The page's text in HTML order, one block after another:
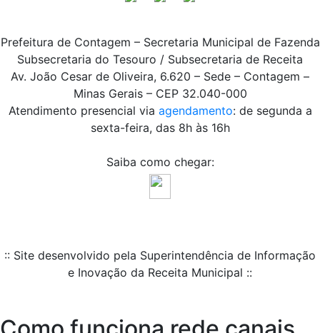
Prefeitura de Contagem – Secretaria Municipal de Fazenda
Subsecretaria do Tesouro / Subsecretaria de Receita
Av. João Cesar de Oliveira, 6.620 – Sede – Contagem –
Minas Gerais – CEP 32.040-000
Atendimento presencial via agendamento: de segunda a
sexta-feira, das 8h às 16h
Saiba como chegar:
:: Site desenvolvido pela Superintendência de Informação
e Inovação da Receita Municipal ::